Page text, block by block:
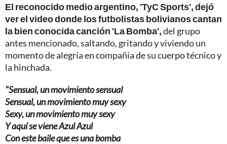
El reconocido medio argentino, 'TyC Sports', dejó
ver el video donde los futbolistas bolivianos cantan
la bien conocida canción 'La Bomba',del grupo
antes mencionado, saltando, gritando y viviendo un
momento de alegría en compañía de su cuerpo técnico y
la hinchada.
"Sensual, un movimiento sensual
Sensual, un movimiento muy sexy
Sexy, un movimiento muy sexy
Y aquí se viene Azul Azul
Con este baile que es una bomba